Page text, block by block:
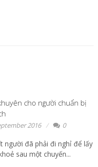
cho người chuẩn bị
2016 0
người đã phải đi nghỉ để lấy
sau một chuyến...